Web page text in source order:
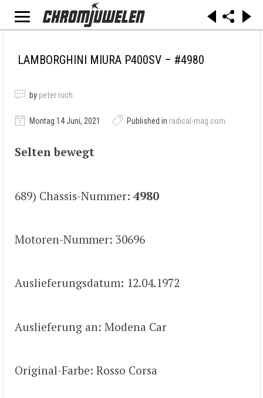
LAMBORGHINI MIURA P400SV – #4980
by peter ruch
Montag 14 Juni, 2021 Published in radical-mag.com
Selten bewegt
689) Chassis-Nummer: 4980
Motoren-Nummer: 30696
Auslieferungsdatum: 12.04.1972
Auslieferung an: Modena Car
Original-Farbe: Rosso Corsa